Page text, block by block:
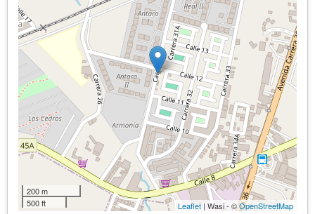
200 m
500 ft
Leaflet | Wasi - ©OpenStreetMap